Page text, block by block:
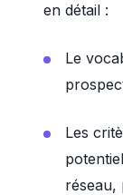
en détail :
Le
Les
réseau,